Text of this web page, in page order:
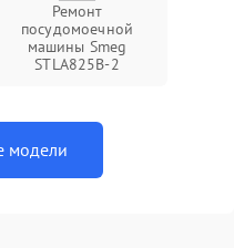
Ремонт
посудомоечной
машины Smeg
STLA825B-2
модели